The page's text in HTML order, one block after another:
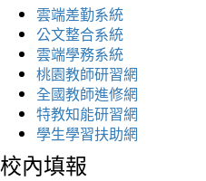
雲端差勤系統
公文整合系統
雲端學務系統
桃園教師研習網
全國教師進修網
特教知能研習網
學生學習扶助網
校內填報